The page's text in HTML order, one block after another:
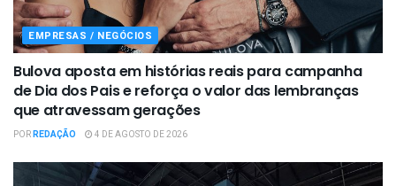
EMPRESAS / NEGÓCIOS
Bulova aposta em histórias reais para campanha
de Dia dos Pais e reforça o valor das lembranças
que atravessam gerações
PORREDAÇÃO 4 DE AGOSTO DE 2026